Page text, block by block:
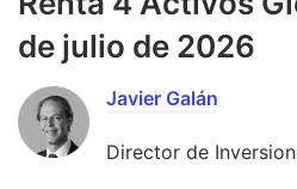
de julio de 2026
Javier Galán
Director de